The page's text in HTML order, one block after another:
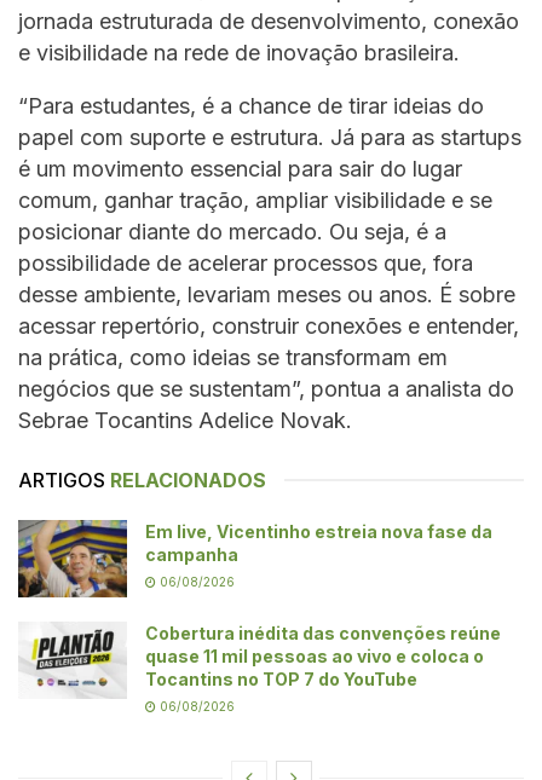
jornada estruturada de desenvolvimento, conexão
e visibilidade na rede de inovação brasileira.
“Para estudantes, é a chance de tirar ideias do
papel com suporte e estrutura. Já para as startups
é um movimento essencial para sair do lugar
comum, ganhar tração, ampliar visibilidade e se
posicionar diante do mercado. Ou seja, é a
possibilidade de acelerar processos que, fora
desse ambiente, levariam meses ou anos. É sobre
acessar repertório, construir conexões e entender,
na prática, como ideias se transformam em
negócios que se sustentam”, pontua a analista do
Sebrae Tocantins Adelice Novak.
ARTIGOS RELACIONADOS
Em live, Vicentinho estreia nova fase da
campanha
06/08/2026
Cobertura inédita das convenções reúne
quase 11 mil pessoas ao vivo e coloca o
Tocantins no TOP 7 do YouTube
06/08/2026